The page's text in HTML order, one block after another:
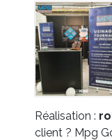
Réalisation :
client ? Mpg